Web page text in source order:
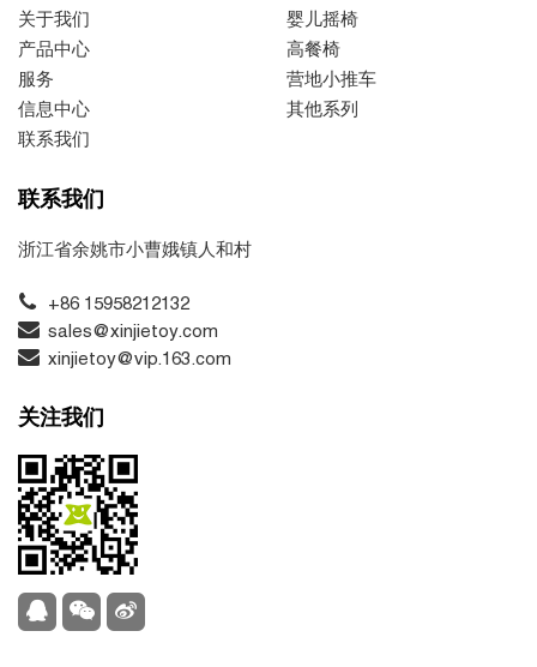
关于我们
产品中心
服务
信息中心
联系我们
婴儿摇椅
高餐椅
营地小推车
其他系列
联系我们
浙江省余姚市小曹娥镇人和村
+86 15958212132
sales@xinjietoy.com
xinjietoy@vip.163.com
关注我们